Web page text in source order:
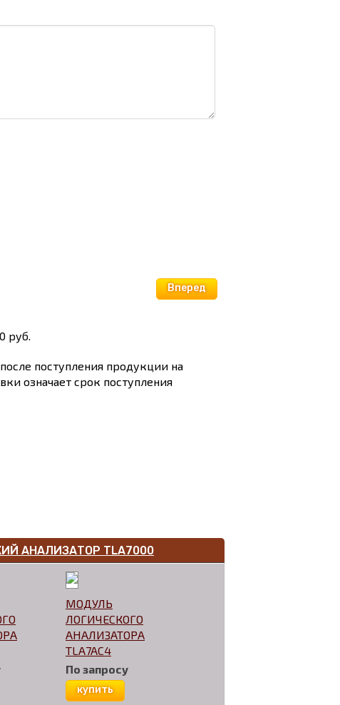
Вперед
руб.
поступления продукции на
означает срок поступления
АНАЛИЗАТОР TLA7000
МОДУЛЬ
ЛОГИЧЕСКОГО
АНАЛИЗАТОРА
TLA7AC4
По запросу
купить